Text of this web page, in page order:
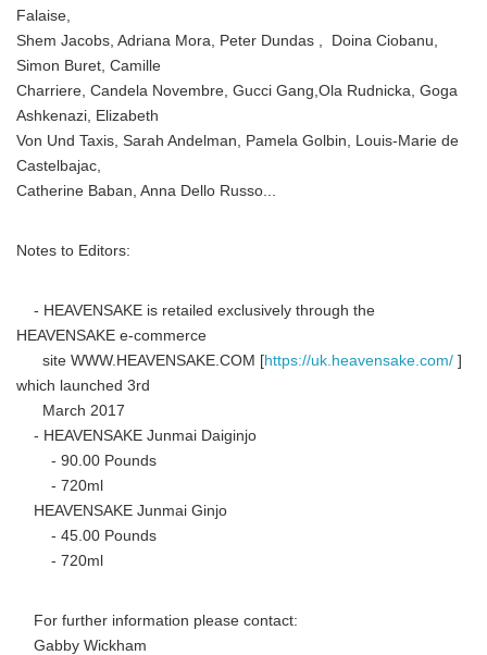
Falaise,
Shem Jacobs, Adriana Mora, Peter Dundas , Doina Ciobanu,
Simon Buret, Camille
Charriere, Candela Novembre, Gucci Gang,Ola Rudnicka, Goga
Ashkenazi, Elizabeth
Von Und Taxis, Sarah Andelman, Pamela Golbin, Louis-Marie de
Castelbajac,
Catherine Baban, Anna Dello Russo...
Notes to Editors:
- HEAVENSAKE is retailed exclusively through the
HEAVENSAKE e-commerce
site WWW.HEAVENSAKE.COM [https://uk.heavensake.com/ ]
which launched 3rd
March 2017
- HEAVENSAKE Junmai Daiginjo
- 90.00 Pounds
- 720ml
HEAVENSAKE Junmai Ginjo
- 45.00 Pounds
- 720ml
For further information please contact:
Gabby Wickham